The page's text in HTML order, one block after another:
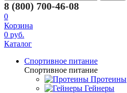
8 (800) 700-46-08
0
Корзина
0 руб.
Каталог
Спортивное питание
Спортивное питание
Протеины
Гейнеры